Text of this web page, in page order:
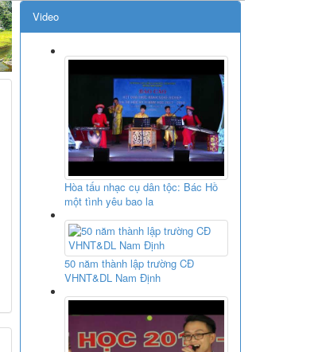
Video
Hòa tấu nhạc cụ dân tộc: Bác Hồ
một tình yêu bao la
50 năm thành lập trường CĐ
VHNT&DL Nam Định